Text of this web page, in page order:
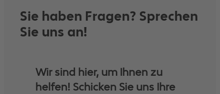
Sie haben Fragen? Sprechen
Sie uns an!
Wir sind hier, um Ihnen zu
helfen! Schicken Sie uns Ihre